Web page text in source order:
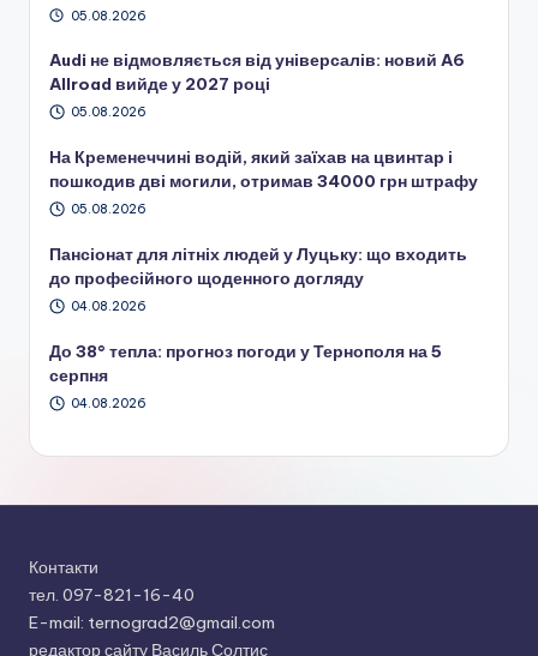
05.08.2026
Audi не відмовляється від універсалів: новий A6
Allroad вийде у 2027 році
05.08.2026
На Кременеччині водій, який заїхав на цвинтар і
пошкодив дві могили, отримав 34000 грн штрафу
05.08.2026
Пансіонат для літніх людей у Луцьку: що входить
до професійного щоденного догляду
04.08.2026
До 38° тепла: прогноз погоди у Тернополя на 5
серпня
04.08.2026
Контакти
тел. 097-821-16-40
E-mail: ternograd2@gmail.com
редактор сайту Василь Солтис